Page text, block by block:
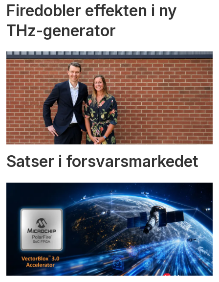
Firedobler effekten i ny
THz-generator
Satser i forsvarsmarkedet